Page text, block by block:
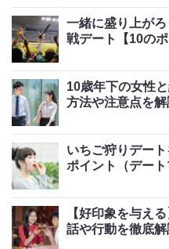
一緒に盛り上が
戦デート【10のポ
10歳年下の女性
方法や注意点を解
いちご狩りデー
ポイント（デート
【好印象を与え
話や行動を徹底解